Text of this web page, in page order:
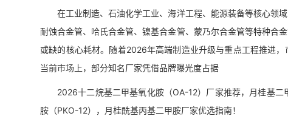
在工业制造、石油化学工业、海洋工程、能源装备等核心领域
耐蚀合金管、哈氏合金管、镍基合金管、蒙乃尔合金管等特种合
或缺的核心耗材。随着2026年高端制造业升级与重点工程推进
当前市场上，部分知名厂家凭借品牌曝光度占据
2026十二烷基二甲基氧化胺（OA-12）厂家推荐，月桂基二
胺（PKO-12），月桂酰基丙基二甲胺厂家优选指南！